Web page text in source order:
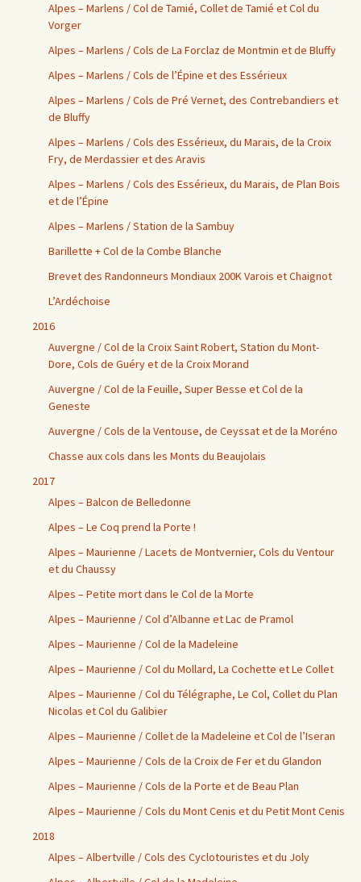
Alpes – Marlens / Col de Tamié, Collet de Tamié et Col du
Vorger
Alpes – Marlens / Cols de La Forclaz de Montmin et de Bluffy
Alpes – Marlens / Cols de l’Épine et des Essérieux
Alpes – Marlens / Cols de Pré Vernet, des Contrebandiers et
de Bluffy
Alpes – Marlens / Cols des Essérieux, du Marais, de la Croix
Fry, de Merdassier et des Aravis
Alpes – Marlens / Cols des Essérieux, du Marais, de Plan Bois
et de l’Épine
Alpes – Marlens / Station de la Sambuy
Barillette + Col de la Combe Blanche
Brevet des Randonneurs Mondiaux 200K Varois et Chaignot
L’Ardéchoise
2016
Auvergne / Col de la Croix Saint Robert, Station du Mont-
Dore, Cols de Guéry et de la Croix Morand
Auvergne / Col de la Feuille, Super Besse et Col de la
Geneste
Auvergne / Cols de la Ventouse, de Ceyssat et de la Moréno
Chasse aux cols dans les Monts du Beaujolais
2017
Alpes – Balcon de Belledonne
Alpes – Le Coq prend la Porte !
Alpes – Maurienne / Lacets de Montvernier, Cols du Ventour
et du Chaussy
Alpes – Petite mort dans le Col de la Morte
Alpes – Maurienne / Col d’Albanne et Lac de Pramol
Alpes – Maurienne / Col de la Madeleine
Alpes – Maurienne / Col du Mollard, La Cochette et Le Collet
Alpes – Maurienne / Col du Télégraphe, Le Col, Collet du Plan
Nicolas et Col du Galibier
Alpes – Maurienne / Collet de la Madeleine et Col de l’Iseran
Alpes – Maurienne / Cols de la Croix de Fer et du Glandon
Alpes – Maurienne / Cols de la Porte et de Beau Plan
Alpes – Maurienne / Cols du Mont Cenis et du Petit Mont Cenis
2018
Alpes – Albertville / Cols des Cyclotouristes et du Joly